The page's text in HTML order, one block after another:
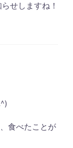
せしますね！
食べたことが